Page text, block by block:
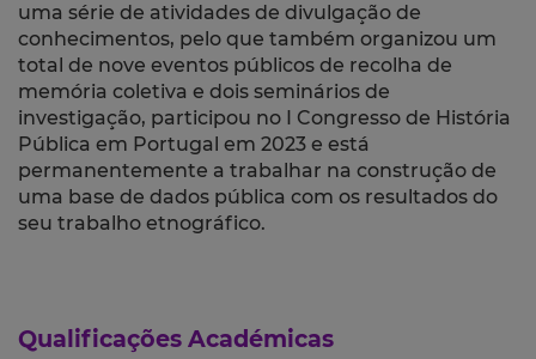
uma série de atividades de divulgação de
conhecimentos, pelo que também organizou um
total de nove eventos públicos de recolha de
memória coletiva e dois seminários de
investigação, participou no I Congresso de História
Pública em Portugal em 2023 e está
permanentemente a trabalhar na construção de
uma base de dados pública com os resultados do
seu trabalho etnográfico.
Qualificações Académicas